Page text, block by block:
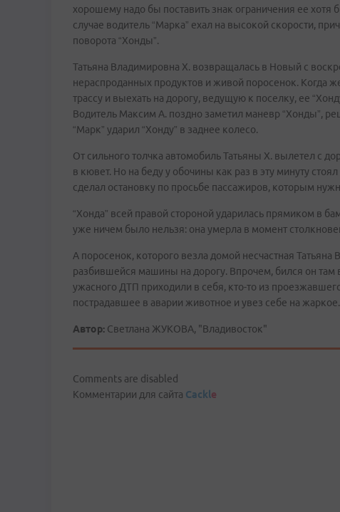
хорошему надо бы поставить знак ограничения ее хотя
случае водитель “Марка” ехал на высокой скорости,
поворота “Хонды”.
Татьяна Владимировна Х. возвращалась в Новый с
нераспроданных продуктов и живой поросенок. Когда
трассу и выехать на дорогу, ведущую к поселку, ее
Водитель Максим А. поздно заметил маневр “Хонды”,
“Марк” ударил “Хонду” в заднее колесо.
От сильного толчка автомобиль Татьяны Х. вылетел с
в кювет. Но на беду у обочины как раз в эту минуту
сделал остановку по просьбе пассажиров, которым
“Хонда” всей правой стороной ударилась прямиком в
уже ничем было нельзя: она умерла в момент
А поросенок, которого везла домой несчастная
разбившейся машины на дорогу. Впрочем, бился он
ужасного ДТП приходили в себя, кто-то из
пострадавшее в аварии животное и увез себе на жаркое.
Автор: Светлана ЖУКОВА, "Владивосток"
Comments are disabled
Комментарии для сайта Cackle